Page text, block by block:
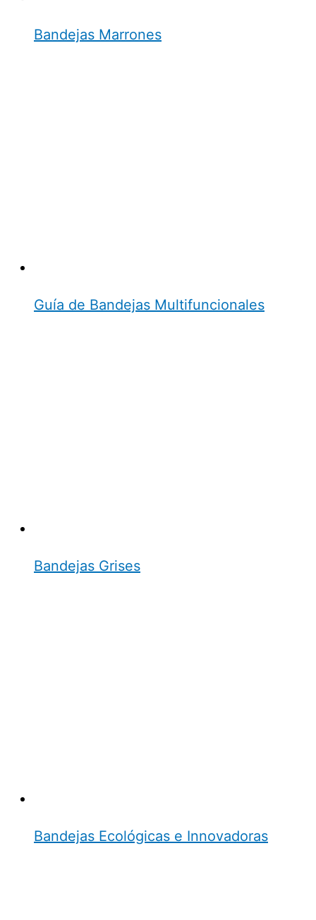
Bandejas Marrones
Guía de Bandejas Multifuncionales
Bandejas Grises
Bandejas Ecológicas e Innovadoras